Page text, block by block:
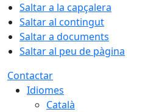
Saltar a la capçalera
Saltar al contingut
Saltar a documents
Saltar al peu de pàgina
Contactar
Idiomes
Català